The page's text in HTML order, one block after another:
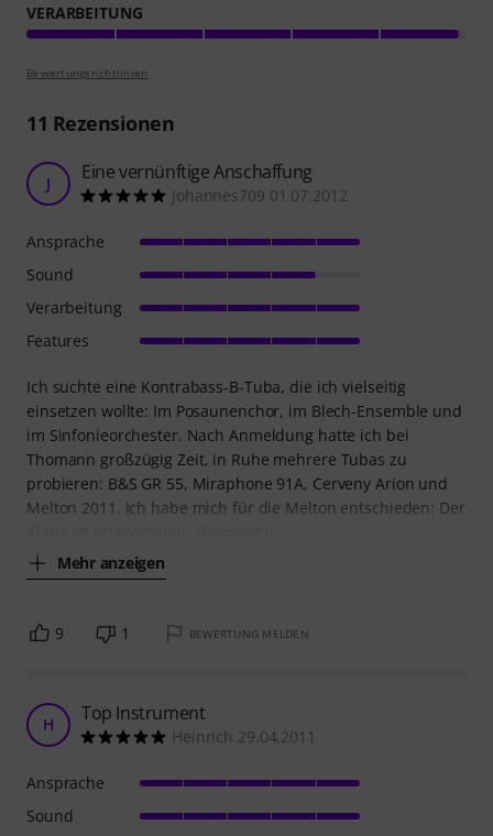
VERARBEITUNG
Bewertungsrichtlinien
11 Rezensionen
J Eine vernünftige Anschaffung
Johannes709 01.07.2012
Ich suchte eine Kontrabass-B-Tuba, die ich vielseitig
einsetzen wollte: Im Posaunenchor, im Blech-Ensemble und
im Sinfonieorchester. Nach Anmeldung hatte ich bei
Thomann großzügig Zeit, in Ruhe mehrere Tubas zu
probieren: B&S GR 55, Miraphone 91A, Cerveny Arion und
Melton 2011. Ich habe mich für die Melton entschieden: Der
Mehr anzeigen
Ansprache
Sound
Verarbeitung
Features
9 1 BEWERTUNG MELDEN
H Top Instrument
Heinrich 29.04.2011
Ansprache
Sound